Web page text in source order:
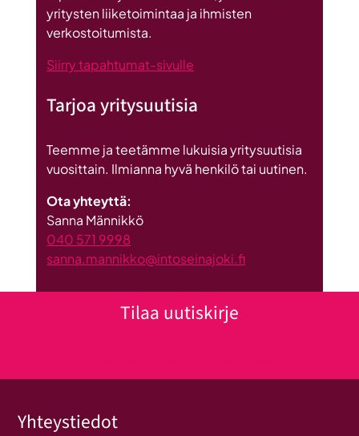
yritysten liiketoimintaa ja ihmisten
verkostoitumista.
Siirry tapahtumat-sivulle
Tarjoa yritysuutisia
Teemme ja teetämme lukuisia yritysuutisia
vuosittain. Ilmianna hyvä henkilö tai uutinen.
Ota yhteyttä:
Sanna Männikkö
040 571 9998
sanna.mannikko@intoseinajoki.fi
Tilaa uutiskirje
Yhteystiedot